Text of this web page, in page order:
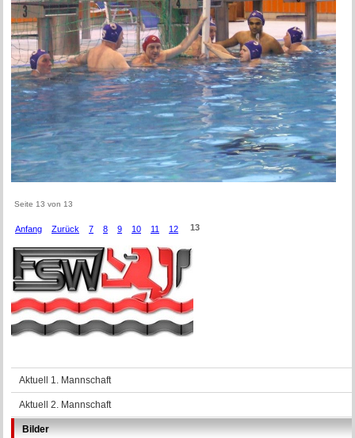
Seite 13 von 13
Anfang Zurück 7 8 9 10 11 12 13
überspringen
Aktuell 1. Mannschaft
Aktuell 2. Mannschaft
Bilder